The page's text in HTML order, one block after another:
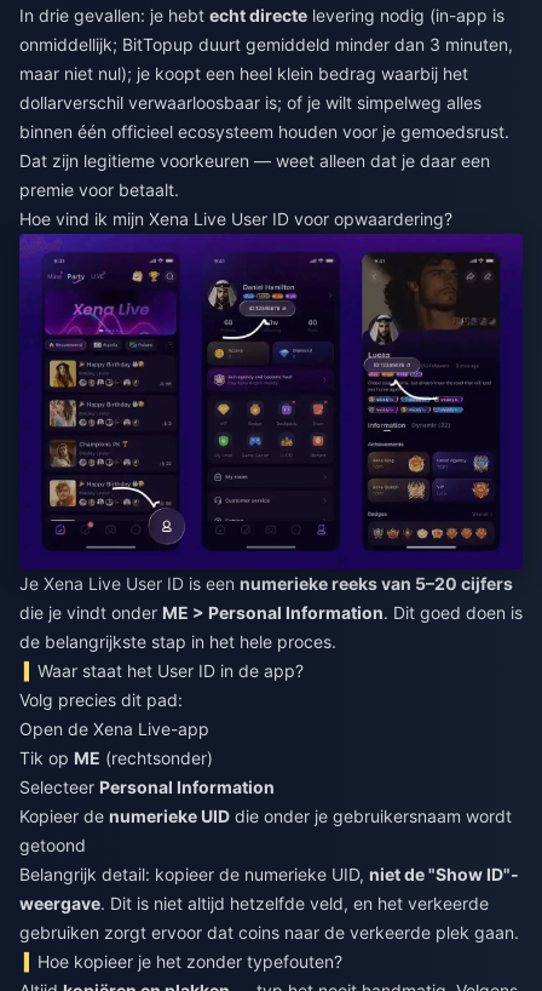
In drie gevallen: je hebt echt directe levering nodig (in-app is
onmiddellijk; BitTopup duurt gemiddeld minder dan 3 minuten,
maar niet nul); je koopt een heel klein bedrag waarbij het
dollarverschil verwaarloosbaar is; of je wilt simpelweg alles
binnen één officieel ecosysteem houden voor je gemoedsrust.
Dat zijn legitieme voorkeuren — weet alleen dat je daar een
premie voor betaalt.
Hoe vind ik mijn Xena Live User ID voor opwaardering?
Je Xena Live User ID is een numerieke reeks van 5–20 cijfers
die je vindt onder ME > Personal Information. Dit goed doen is
de belangrijkste stap in het hele proces.
Waar staat het User ID in de app?
Volg precies dit pad:
Open de Xena Live-app
Tik op ME (rechtsonder)
Selecteer Personal Information
Kopieer de numerieke UID die onder je gebruikersnaam wordt
getoond
Belangrijk detail: kopieer de numerieke UID, niet de "Show ID"-
weergave. Dit is niet altijd hetzelfde veld, en het verkeerde
gebruiken zorgt ervoor dat coins naar de verkeerde plek gaan.
Hoe kopieer je het zonder typefouten?